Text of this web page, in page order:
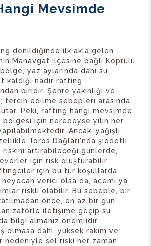
Mevsimde
denildiğinde ilk akla gelen
Manavgat ilçesine bağlı Köprülü
yaz aylarında dahi su
kaldığı nadir rafting
biridir. Şehre yakınlığı ve
tercih edilme sebepleri arasında
Peki, rafting hangi mevsimde
bölgesi için neredeyse yılın her
Ancak, yağışlı
Toros Dağları'nda şiddetli
riskini artırabileceği günlerde,
için risk oluşturabilir.
için bu tür koşullarda
verici olsa da, acemi ya
riskli olabilir. Bu sebeple, bir
önce, en az bir gün
iletişime geçip su
bilgi almanız önemlidir.
olmasa dahi, yüksek rakım ve
nedeniyle sel riski her zaman